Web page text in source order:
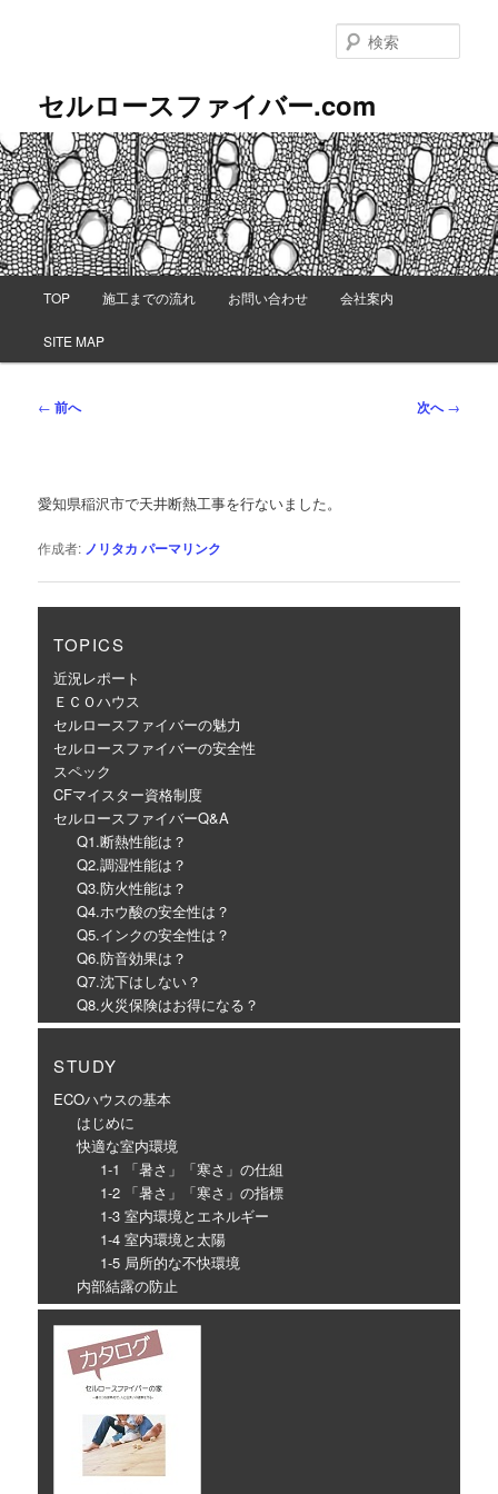
ン
ツ
へ
移
動
セルロースファイバー.com
索
TOP 施工までの流れ お問い合わせ 会社案内
SITE MAP
投
ゲ
シ
← 前へ 次へ→
愛知県稲沢市で天井断熱工事を行ないました。
作成者: ノリタカ パーマリンク
TOPICS
近況レポート
ＥＣＯハウス
セルロースファイバーの魅力
セルロースファイバーの安全性
スペック
CFマイスター資格制度
セルロースファイバーQ&A
Q1.断熱性能は？
Q2.調湿性能は？
Q3.防火性能は？
Q4.ホウ酸の安全性は？
Q5.インクの安全性は？
Q6.防音効果は？
Q7.沈下はしない？
Q8.火災保険はお得になる？
STUDY
ECOハウスの基本
はじめに
快適な室内環境
1-1 「暑さ」「寒さ」の仕組
1-2 「暑さ」「寒さ」の指標
1-3 室内環境とエネルギー
1-4 室内環境と太陽
1-5 局所的な不快環境
内部結露の防止